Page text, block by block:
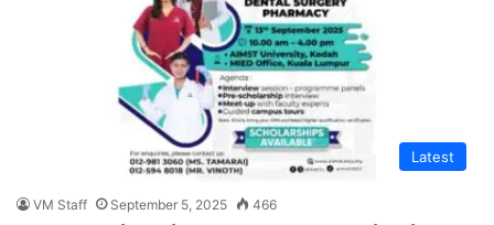
Latest
VM Staff September 5, 2025 466